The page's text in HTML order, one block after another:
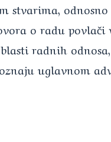
stvarima,
o radu
radnih
uglavnom